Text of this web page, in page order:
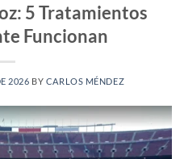
5 Tratamientos
Funcionan
2026 BY CARLOS MÉNDEZ